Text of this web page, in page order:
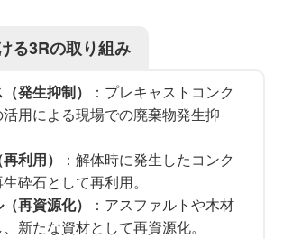
る3Rの取り組み
発生抑制）
：プレキャストコンク
用による現場での廃棄物発生抑
利用）
：解体時に発生したコンク
砕石として再利用。
再資源化）
：アスファルトや木材
新たな資材として再資源化。